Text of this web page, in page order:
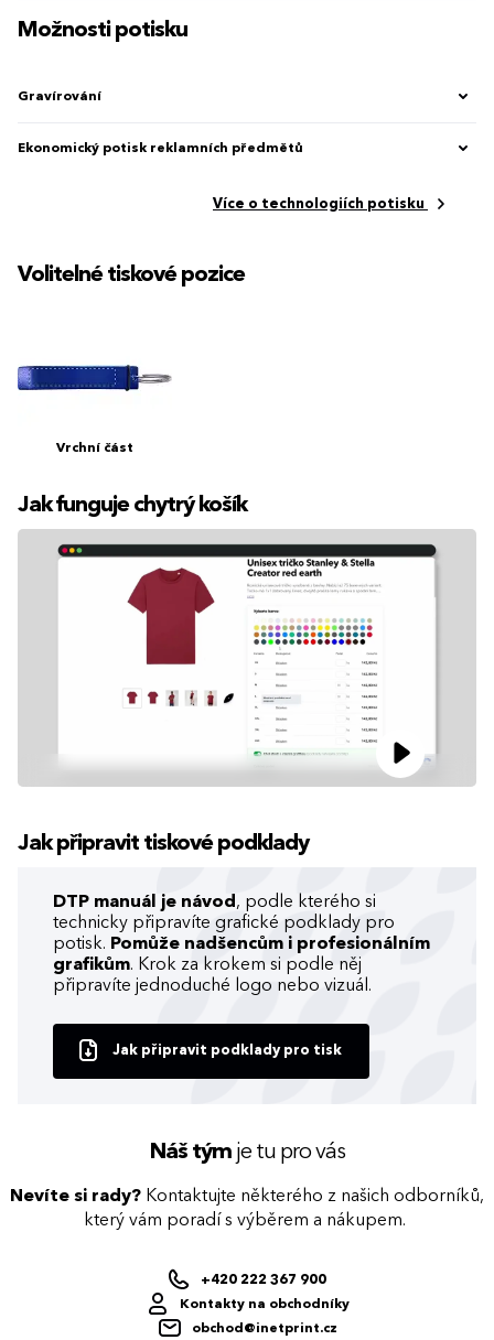
Možnosti potisku
Gravírování
Ekonomický potisk reklamních předmětů
Více o technologiích potisku
Volitelné tiskové pozice
Vrchní část
Jak funguje chytrý košík
Jak připravit tiskové podklady
DTP manuál je návod , podle kterého si
technicky připravíte grafické podklady pro
potisk. Pomůže nadšencům i profesionálním
grafikům. Krok za krokem si podle něj
připravíte jednoduché logo nebo vizuál.
Jak připravit podklady pro tisk
Náš týmje tu pro vás
Nevíte si rady? Kontaktujte některého z našich odborníků,
který vám poradí s výběrem a nákupem.
+420 222 367 900
Kontakty na obchodníky
obchod@inetprint.cz